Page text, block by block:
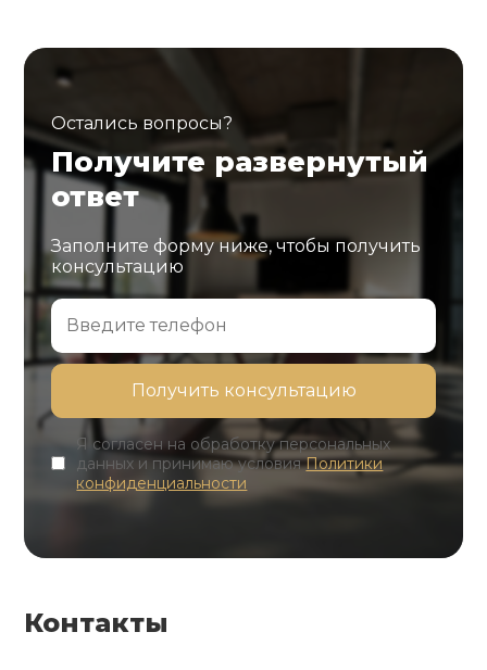
Остались вопросы?
Получите развернутый
ответ
Заполните форму ниже, чтобы получить
консультацию
Я согласен на обработку персональных
данных и принимаю условияПолитики
конфиденциальности
Контакты